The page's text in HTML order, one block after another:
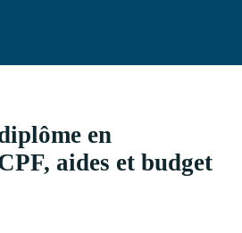
en
aides et budget